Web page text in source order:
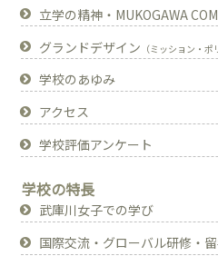
立学の精神・MUKOGAWA
グランドデザイン （ミッション・ポ
学校のあゆみ
アクセス
学校評価アンケート
学校の特長
武庫川女子での学び
国際交流・グローバル研修・